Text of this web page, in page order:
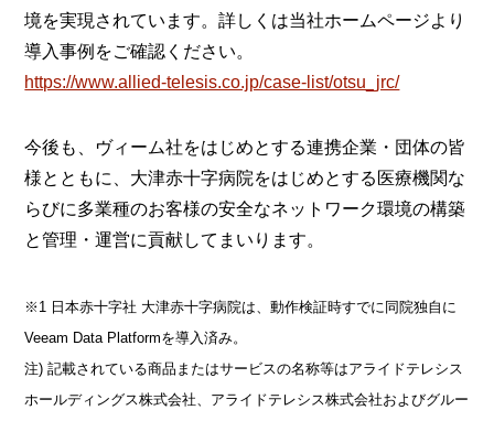
境を実現されています。詳しくは当社ホームページより
導入事例をご確認ください。
https://www.allied-telesis.co.jp/case-list/otsu_jrc/
今後も、ヴィーム社をはじめとする連携企業・団体の皆
様とともに、大津赤十字病院をはじめとする医療機関な
らびに多業種のお客様の安全なネットワーク環境の構築
と管理・運営に貢献してまいります。
※1 日本赤十字社 大津赤十字病院は、動作検証時すでに同院独自に
Veeam Data Platformを導入済み。
注) 記載されている商品またはサービスの名称等はアライドテレシス
ホールディングス株式会社、アライドテレシス株式会社およびグルー